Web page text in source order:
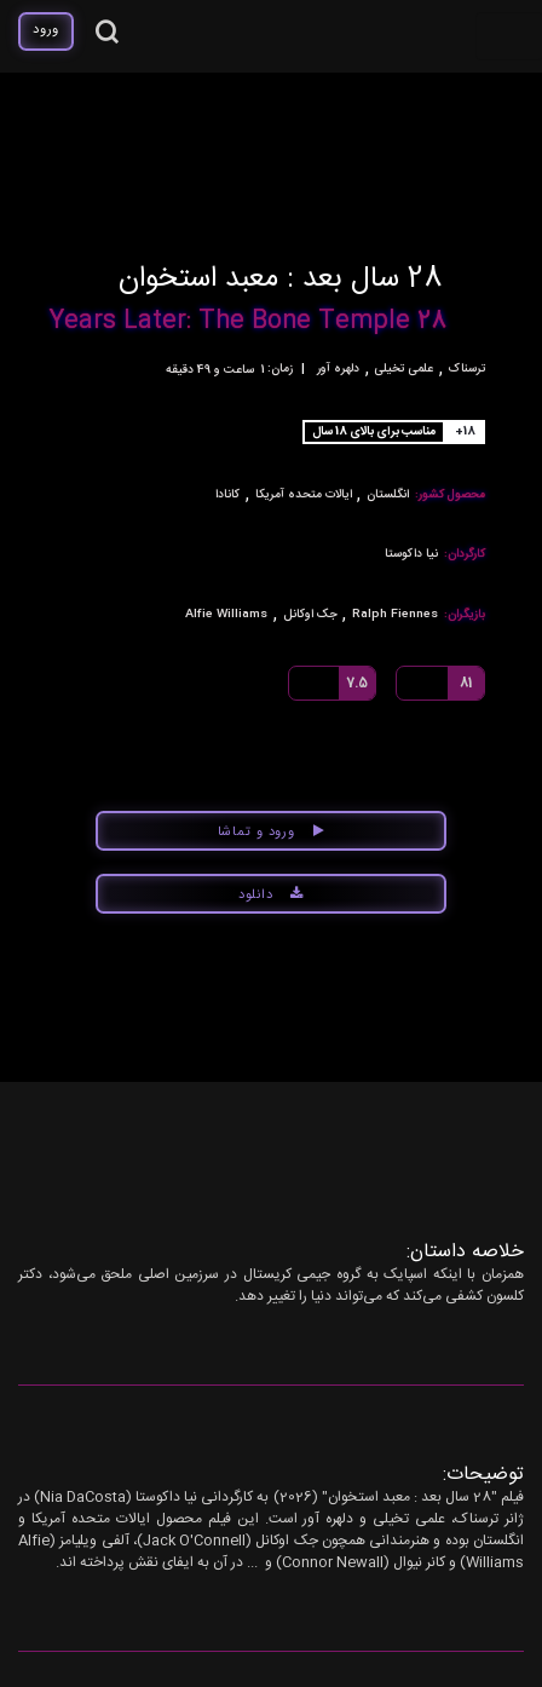
ورود
28 سال بعد : معبد استخوان
28 Years Later: The Bone Temple
ترسناک , علمی تخیلی , دلهره آور | زمان: 1ساعت و 49 دقیقه
+18 مناسب برای بالای 18 سال
محصول کشور: انگلستان , ایالات متحده آمریکا , کانادا
کارگردان: نیا داکوستا
بازیگران: Ralph Fiennes
, جک اوکانل ,
Alfie Williams
81
7.5
ورود و تماشا
دانلود
خلاصه داستان:
همزمان با اینکه اسپایک به گروه جیمی کریستال در سرزمین اصلی ملحق می‌شود، دکتر
کلسون کشفی می‌کند که می‌تواند دنیا را تغییر دهد.
توضیحات:
فیلم "28 سال بعد : معبد استخوان" (2026) به کارگردانی نیا داکوستا (Nia DaCosta) در
ژانر ترسناک، علمی تخیلی و دلهره آور است. این فیلم محصول ایالات متحده آمریکا و
انگلستان بوده و هنرمندانی همچون جک اوکانل (Jack O'Connell)، آلفی ویلیامز (Alfie
Williams) و کانر نیوال (Connor Newall) و ... در آن به ایفای نقش پرداخته اند.